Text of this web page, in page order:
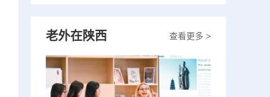
查看更多 >
老外在陕西